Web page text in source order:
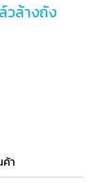
วล้างถัง
า